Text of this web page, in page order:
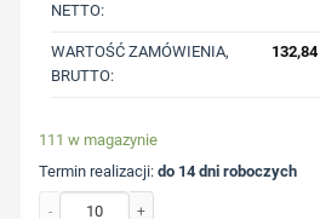
NETTO:
WARTOŚĆ ZAMÓWIENIA,
BRUTTO:
132,84
111 w magazynie
Termin realizacji:do 14 dni roboczych